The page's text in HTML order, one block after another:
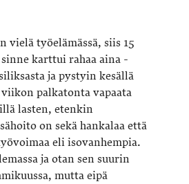
työelämässä, siis 15
karttui rahaa aina
ja pystyin kesällä
palkatonta vapaata
lasten, etenkin
on sekä hankalaa että
eli isovanhempia.
ja otan sen suurin
mutta eipä